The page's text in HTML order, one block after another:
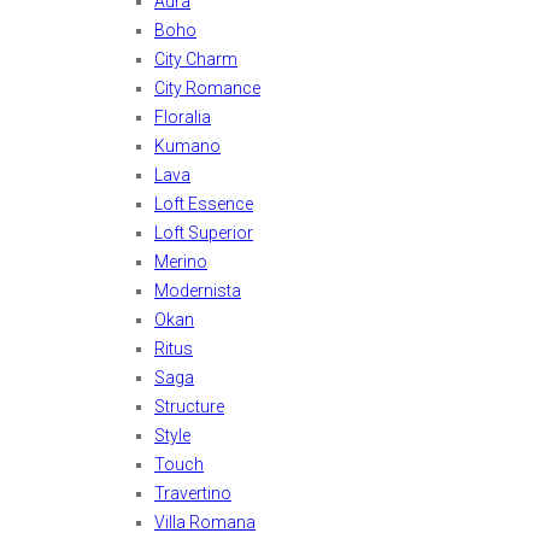
Boho
City Charm
City Romance
Floralia
Kumano
Lava
Loft Essence
Loft Superior
Merino
Modernista
Okan
Ritus
Saga
Structure
Style
Touch
Travertino
Villa Romana